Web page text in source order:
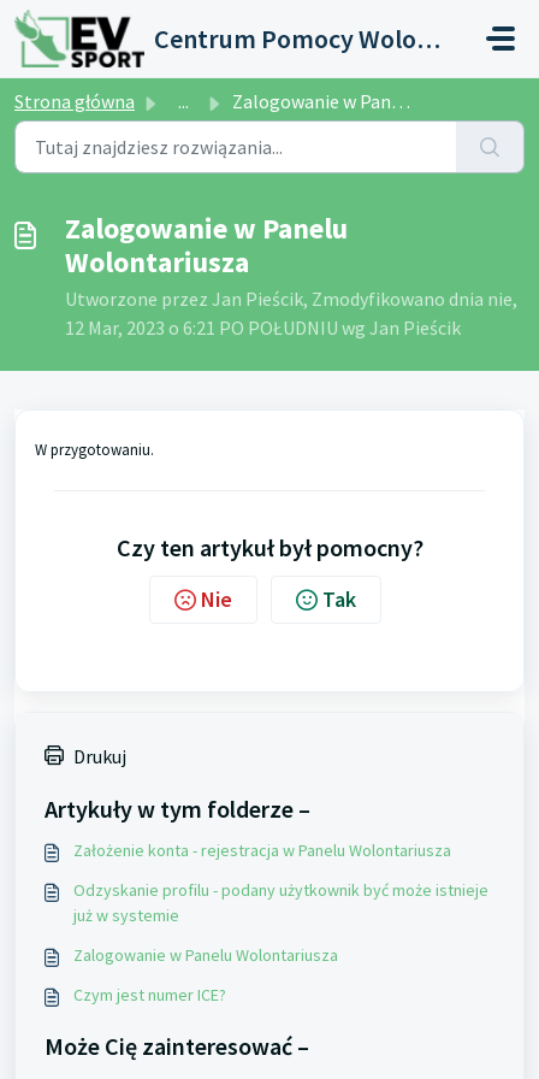
Przejdź do głównej treści
Centrum Pomocy Wolontariusza
Strona główna ... Zalogowanie w Panelu Wolontariusza
Zalogowanie w Panelu
Wolontariusza
Utworzone przez Jan Pieścik, Zmodyfikowano dnia nie,
12 Mar, 2023 o 6:21 PO POŁUDNIU wg Jan Pieścik
W przygotowaniu.
Czy ten artykuł był pomocny?
Nie Tak
Drukuj
Artykuły w tym folderze –
Założenie konta - rejestracja w Panelu Wolontariusza
Odzyskanie profilu - podany użytkownik być może istnieje
już w systemie
Zalogowanie w Panelu Wolontariusza
Czym jest numer ICE?
Może Cię zainteresować –